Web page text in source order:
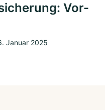
Vor-
Januar 2025